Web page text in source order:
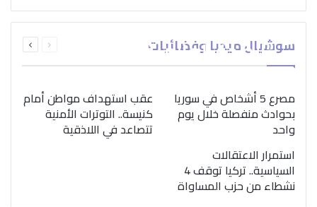
سوشيال ميديا وفضائيات الصفحةالصفحة
بمناسبة اليوم الدولي..
“الصحة العالمية” تؤكد
ضرورة اتباع نهج متكامل
لمواجهة إدمان المخدرات
مصرع 5 أشخاص في سوريا
بحوادث منفصلة خلال يوم
واحد
عقب استهداف مواطن أمام
كنيسة.. التوترات الأمنية
تتصاعد في اللاذقية
استمرار الاعتقالات
السياسية.. تركيا توقف 4
نشطاء من حزب المساواة